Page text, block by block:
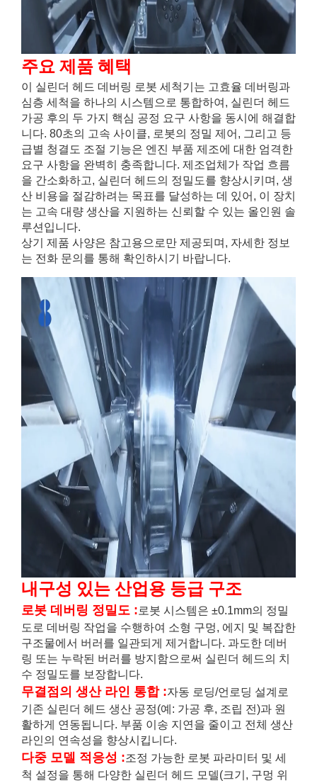
주요 제품 혜택
이 실린더 헤드 데버링 로봇 세척기는 고효율 데버링과
심층 세척을 하나의 시스템으로 통합하여, 실린더 헤드
가공 후의 두 가지 핵심 공정 요구 사항을 동시에 해결합
니다. 80초의 고속 사이클, 로봇의 정밀 제어, 그리고 등
급별 청결도 조절 기능은 엔진 부품 제조에 대한 엄격한
요구 사항을 완벽히 충족합니다. 제조업체가 작업 흐름
을 간소화하고, 실린더 헤드의 정밀도를 향상시키며, 생
산 비용을 절감하려는 목표를 달성하는 데 있어, 이 장치
는 고속 대량 생산을 지원하는 신뢰할 수 있는 올인원 솔
루션입니다.
상기 제품 사양은 참고용으로만 제공되며, 자세한 정보
는 전화 문의를 통해 확인하시기 바랍니다.
내구성 있는 산업용 등급 구조
로봇 데버링 정밀도 : 로봇 시스템은 ±0.1mm의 정밀
도로 데버링 작업을 수행하여 소형 구멍, 에지 및 복잡한
구조물에서 버러를 일관되게 제거합니다. 과도한 데버
링 또는 누락된 버러를 방지함으로써 실린더 헤드의 치
수 정밀도를 보장합니다.
무결점의 생산 라인 통합 :자동 로딩/언로딩 설계로
기존 실린더 헤드 생산 공정(예: 가공 후, 조립 전)과 원
활하게 연동됩니다. 부품 이송 지연을 줄이고 전체 생산
라인의 연속성을 향상시킵니다.
다중 모델 적응성 :조정 가능한 로봇 파라미터 및 세
척 설정을 통해 다양한 실린더 헤드 모델(크기, 구멍 위